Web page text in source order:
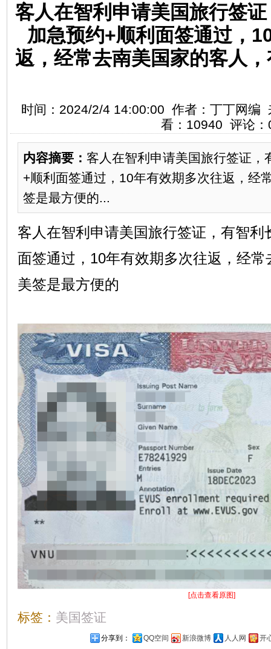
客人在智利申请美国旅行签
加急预约+顺利面签通过，
返，经常去南美国家的客人
时间：2024/2/4 14:00:00 作者：丁丁网编
看：10940 评论：
内容摘要： 客人在智利申请美国旅行签证，
+顺利面签通过，10年有效期多次往返，经
签是最方便的​...
客人在智利申请美国旅行签证，有智利
面签通过，10年有效期多次往返，经
美签是最方便的
[点击查看原图]
标签： 美国签证
分享到： QQ空间 新浪微博 人人网 开